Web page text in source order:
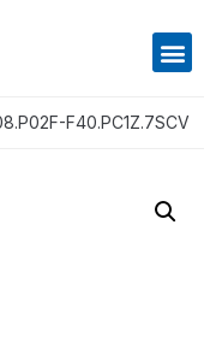
F40.PC1Z.7SCV